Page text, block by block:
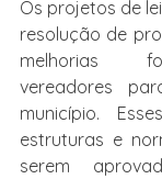
Os projetos de
resolução de
melhorias
vereadores
município.
estruturas e
serem